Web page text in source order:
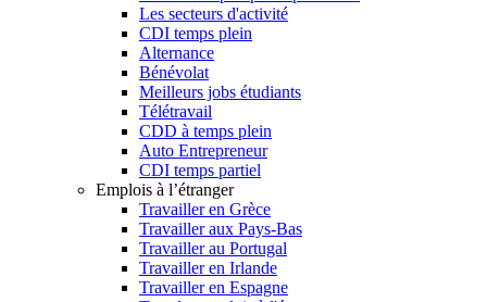
Les secteurs d'activité
CDI temps plein
Alternance
Bénévolat
Meilleurs jobs étudiants
Télétravail
CDD à temps plein
Auto Entrepreneur
CDI temps partiel
Emplois à l’étranger
Travailler en Grèce
Travailler aux Pays-Bas
Travailler au Portugal
Travailler en Irlande
Travailler en Espagne